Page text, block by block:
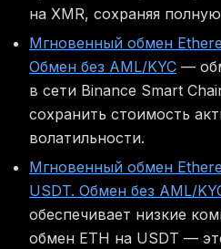
на XMR, сохраняя
Мгновенный обмен
Обмен без AML/KYC —
в сети Binance Smart
сохранить стоимость
волатильности.
Мгновенный обмен
USDT. Обмен без AML/
обеспечивает низкие
обмен ETH на USDT —